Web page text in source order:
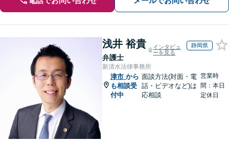
浅井 裕貴
弁護士
インタビュ
ーを見る
静岡県
新清水法律事務所
津市 から
も相談受
付中
面談方法(対面・電
話・ビデオなど)は
応相談
営業時
間：本日
定休日